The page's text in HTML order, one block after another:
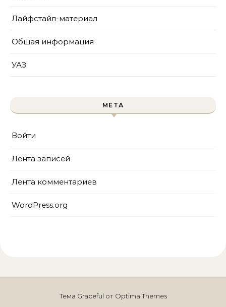
Лайфстайл-материал
Общая информация
УАЗ
МЕТА
Войти
Лента записей
Лента комментариев
WordPress.org
Тема Graceful от Optima Themes